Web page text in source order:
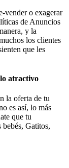
vender o exagerar
de Anuncios
y la
los clientes
que les
atractivo
la oferta de tu
es así, lo más
que tu
Gatitos,